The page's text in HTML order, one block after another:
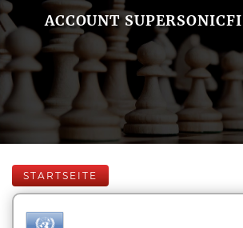
ACCOUNT
STARTSEITE